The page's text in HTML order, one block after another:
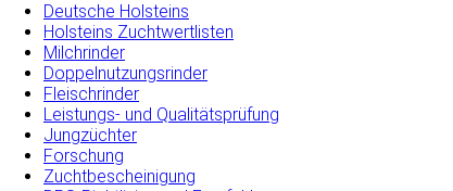
Deutsche Holsteins
Holsteins Zuchtwertlisten
Milchrinder
Doppelnutzungsrinder
Fleischrinder
Leistungs- und Qualitätsprüfung
Jungzüchter
Forschung
Zuchtbescheinigung